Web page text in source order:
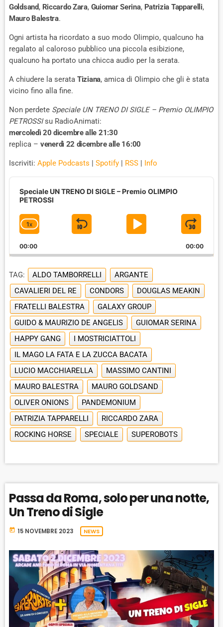
Goldsand, Riccardo Zara, Guiomar Serina, Patrizia Tapparelli,
Mauro Balestra.
Ogni artista ha ricordato a suo modo Olimpio, qualcuno ha
regalato al caloroso pubblico una piccola esibizione,
qualcuno ha portato una chicca audio per la serata.
A chiudere la serata Tiziana, amica di Olimpio che gli è stata
vicino fino alla fine.
Non perdete Speciale UN TRENO DI SIGLE – Premio OLIMPIO
PETROSSIsu RadioAnimati:
mercoledì 20 dicembre alle 21:30
replica – venerdì 22 dicembre alle 16:00
Iscriviti: Apple Podcasts Spotify RSS Info
A
y
r
Speciale UN TRENO DI SIGLE – Premio OLIMPIO
PETROSSI
C
A
N
G
E
P
L
A
Y
B
A
C
K
R
A
T
E
1X
S
I
P
B
A
C
K
W
A
R
D
P
A
Y
P
A
U
S
E
J
U
M
F
O
R
W
00:00 00:00
TAG: ALDO TAMBORRELLI
ARGANTE
CAVALIERI DEL RE
CONDORS
DOUGLAS MEAKIN
FRATELLI BALESTRA
GALAXY GROUP
GUIDO & MAURIZIO DE ANGELIS
GUIOMAR SERINA
HAPPY GANG
I MOSTRICIATTOLI
IL MAGO LA FATA E LA ZUCCA BACATA
LUCIO MACCHIARELLA
MASSIMO CANTINI
MAURO BALESTRA
MAURO GOLDSAND
OLIVER ONIONS
PANDEMONIUM
PATRIZIA TAPPARELLI
RICCARDO ZARA
ROCKING HORSE
SPECIALE SUPEROBOTS
Passa da Roma, solo per una notte,
Un Treno di Sigle
today 15 NOVEMBRE 2023 NEWS